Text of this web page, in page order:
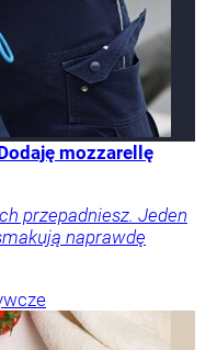
mozzarellę
przepadniesz. Jeden
naprawdę